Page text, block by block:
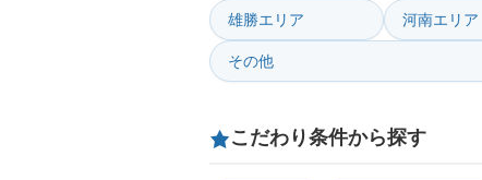
雄勝エリア 河南エリア
その他
こだわり条件から探す